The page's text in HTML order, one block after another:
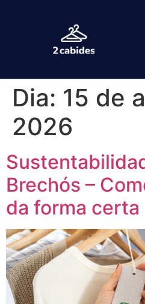
Dia: 15 de
2026
Brechós –
da forma certa